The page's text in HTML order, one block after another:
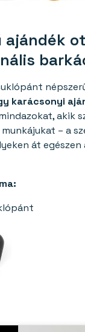
ajándék
karácsonyi
akik
– a
át